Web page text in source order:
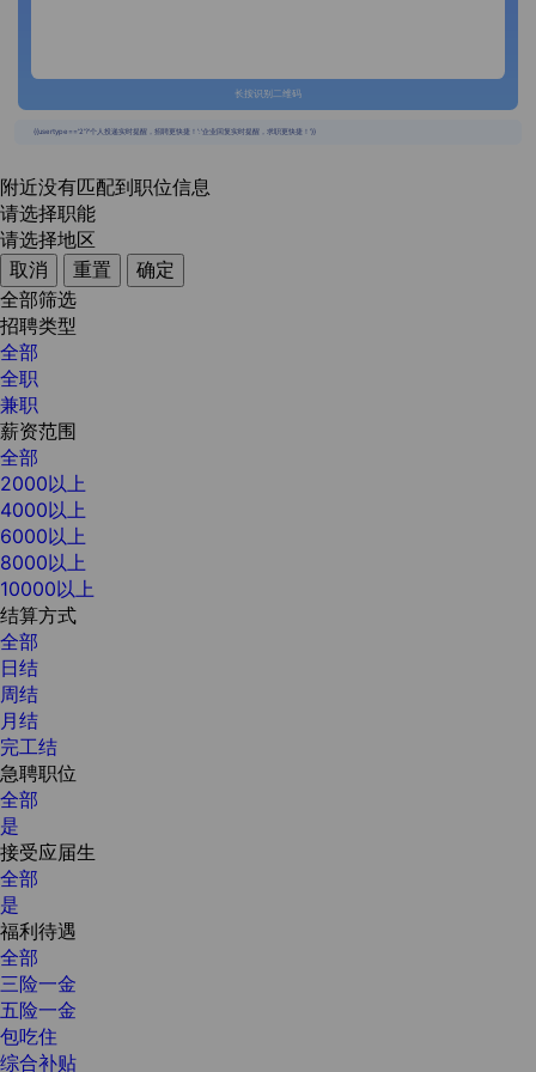
长按识别二维码
{{usertype=='2'?'个人投递实时提醒，招聘更快捷！':'企业回复实时提醒，求职更快捷！'}}
附近没有匹配到职位信息
请选择职能
请选择地区
取消
重置
确定
全部筛选
招聘类型
全部
全职
兼职
薪资范围
全部
2000以上
4000以上
6000以上
8000以上
10000以上
结算方式
全部
日结
周结
月结
完工结
急聘职位
全部
是
接受应届生
全部
是
福利待遇
全部
三险一金
五险一金
包吃住
综合补贴